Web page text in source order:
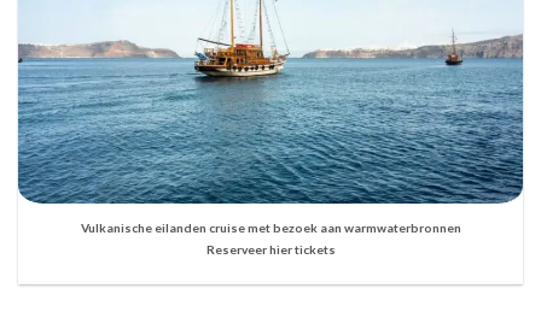
Vulkanische eilanden cruise met bezoek aan warmwaterbronnen
Reserveer hier tickets